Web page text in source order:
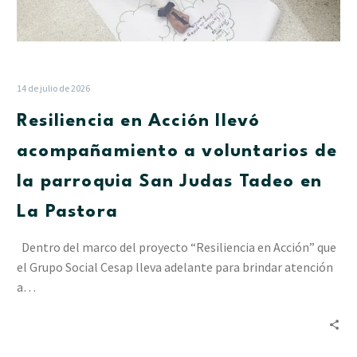
La
Pastora
14 de julio de 2026
Resiliencia en Acción llevó
acompañamiento a voluntarios de
la parroquia San Judas Tadeo en
La Pastora
Dentro del marco del proyecto “Resiliencia en Acción” que
el Grupo Social Cesap lleva adelante para brindar atención
a…